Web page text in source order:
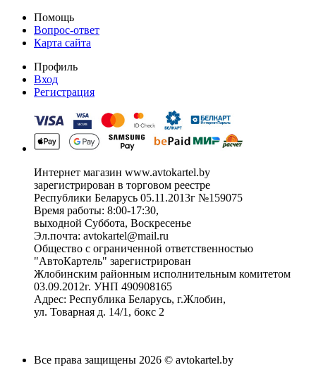
Помощь
Вопрос-ответ
Карта сайта
Профиль
Вход
Регистрация
Интернет магазин www.avtokartel.by
зарегистрирован в торговом реестре
Республики Беларусь 05.11.2013г №159075
Время работы: 8:00-17:30,
выходной Суббота, Воскресенье
Эл.почта: avtokartel@mail.ru
Общество с ограниченной ответственностью
"АвтоКартель" зарегистрирован
Жлобинским районным исполнительным комитетом
03.09.2012г. УНП 490908165
Адрес: Республика Беларусь, г.Жлобин,
ул. Товарная д. 14/1, бокс 2
Все права защищены 2026 © avtokartel.by